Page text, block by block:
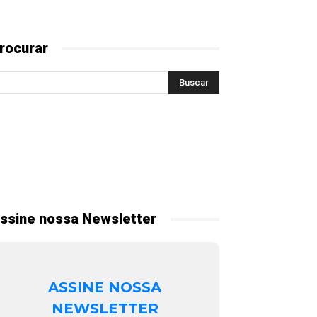
nossa Newsletter
ASSINE NOSSA
NEWSLETTER